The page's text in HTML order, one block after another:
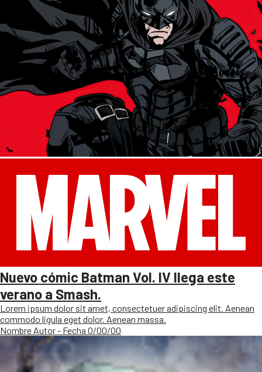
Nuevo cómic Batman Vol. IV llega este
verano a Smash.
Lorem ipsum dolor sit amet, consectetuer adipiscing elit. Aenean
commodo ligula eget dolor. Aenean massa.
Nombre Autor - Fecha 0/00/00